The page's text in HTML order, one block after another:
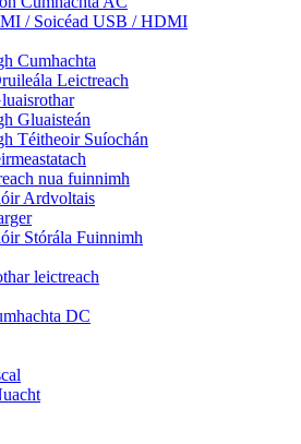
/ Soicéad USB / HDMI
Cumhachta
Leictreach
Gluaisteán
Téitheoir Suíochán
nua fuinnimh
Ardvoltais
Stórála Fuinnimh
leictreach
DC